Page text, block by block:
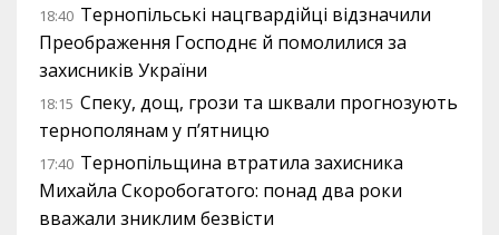
18:40 Тернопільські нацгвардійці відзначили
Преображення Господнє й помолилися за
захисників України
18:15 Спеку, дощ, грози та шквали прогнозують
тернополянам у п’ятницю
17:40 Тернопільщина втратила захисника
Михайла Скоробогатого: понад два роки
вважали зниклим безвісти